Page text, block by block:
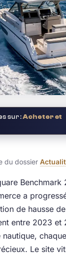
sur :Acheter et
du dossier
a
de hausse
entre 2023 et
Le site